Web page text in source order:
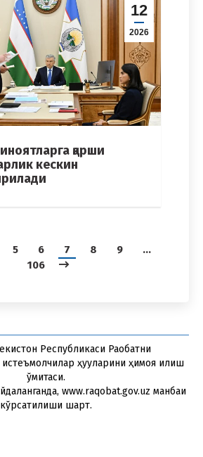
12
2026
қарши
кескин
5 6 7 8 9
…
106
Республикаси Рақобатни
ҳуқуқларини ҳимоя қилиш
қўмитаси.
www.raqobat.gov.uz манбаи
кўрсатилиши шарт.